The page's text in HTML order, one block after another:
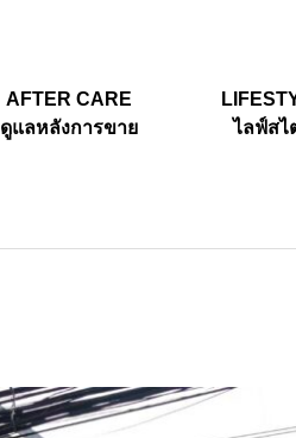
AFTER CARE
ดูแลหลังการขาย
ไลฟ์สไ